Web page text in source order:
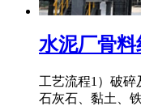
水泥厂骨料
工艺流程1）破
石灰石、黏土、